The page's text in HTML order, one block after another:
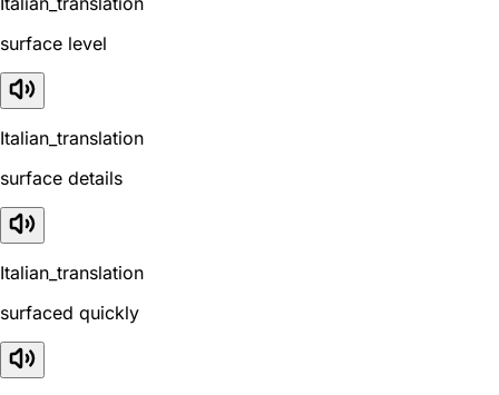
surface level
Italian_translation
surface details
Italian_translation
surfaced quickly